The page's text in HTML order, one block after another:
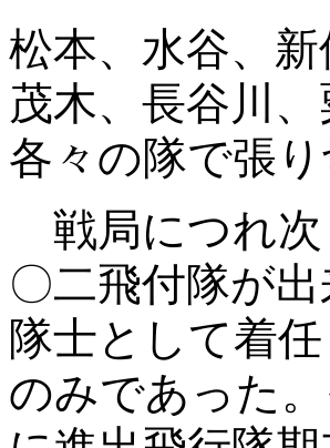
松本、水谷、
茂木、長谷川
各々の隊で張
戦局につれ次
〇二飛付隊が
隊士として着
のみであった